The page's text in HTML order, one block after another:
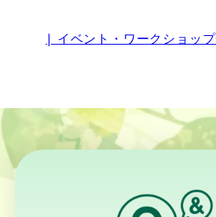
| イベント・ワークショッ